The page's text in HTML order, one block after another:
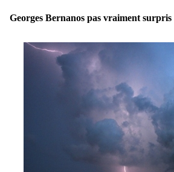
Georges Bernanos pas vraiment